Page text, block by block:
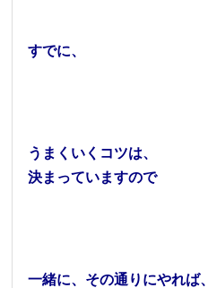
すでに、
うまくいくコツは、
決まっていますので
一緒に、その通りにやれば、